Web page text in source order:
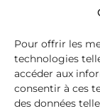
Pour offrir les
technologies
accéder aux
consentir à ces
des données